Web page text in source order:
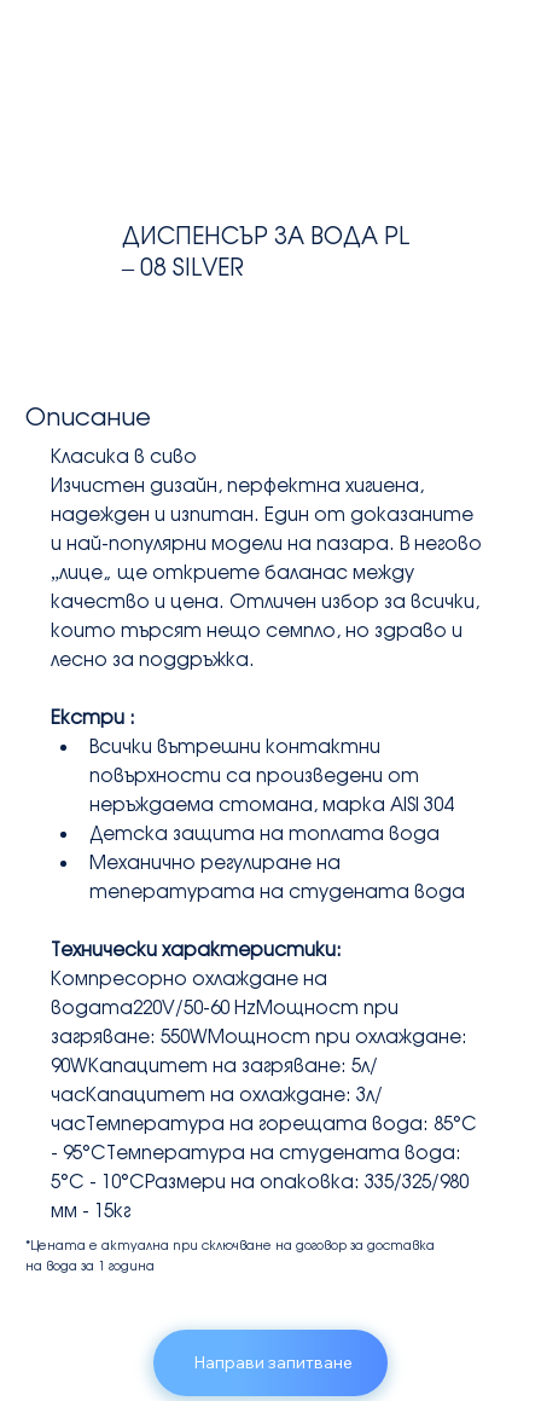
ДИСПЕНСЪР ЗА ВОДА PL
– 08 SILVER
Описание
Класика в сиво
Изчистен дизайн, перфектна хигиена,
надежден и изпитан. Един от доказаните
и най-популярни модели на пaзара. В негово
„лице“ ще откриете баланас между
качество и цена. Отличен избор за всички,
които търсят нещо семпло, но здраво и
лесно за поддръжка.
Екстри :
Всички вътрешни контактни
повърхности са произведени от
неръждаема стомана, марка AISI 304
Детска защита на топлата вода
Механично регулиране на
тепературата на студената вода
Технически характеристики:
Компресорно охлаждане на
водата220V/50-60 HzМощност при
загряване: 550WМощност при охлаждане:
90WКапацитет на загряване: 5л/
часКапацитет на охлаждане: 3л/
часТемпература на горещата вода: 85°C
- 95°CТемпература на студената вода:
5°C - 10°CРазмери на опаковка: 335/325/980
мм - 15кг
*Цената е актуална при сключване на договор за доставка
на вода за 1 година
Направи запитване